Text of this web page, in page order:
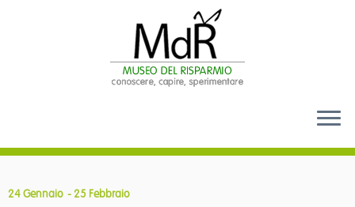
contenuto
24 Gennaio - 25 Febbraio